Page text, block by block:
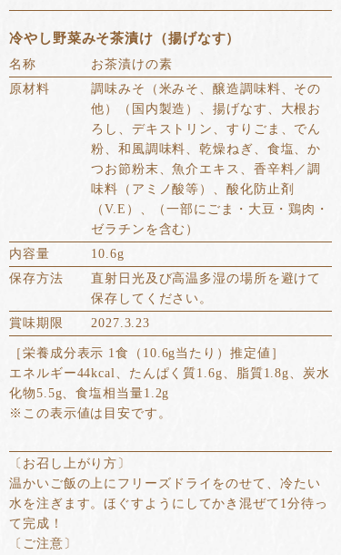
冷やし野菜みそ茶漬け（揚げなす）
名称
お茶漬けの素
原材料
調味みそ（米みそ、醸造調味料、その
他）（国内製造）、揚げなす、大根お
ろし、デキストリン、すりごま、でん
粉、和風調味料、乾燥ねぎ、食塩、か
つお節粉末、魚介エキス、香辛料／調
味料（アミノ酸等）、酸化防止剤
（V.E）、（一部にごま・大豆・鶏肉・
ゼラチンを含む）
内容量
10.6g
保存方法
直射日光及び高温多湿の場所を避けて
保存してください。
賞味期限
2027.3.23
［栄養成分表示 1食（10.6g当たり）推定値］
エネルギー44kcal、たんぱく質1.6g、脂質1.8g、炭水
化物5.5g、食塩相当量1.2g
※この表示値は目安です。
〔お召し上がり方〕
温かいご飯の上にフリーズドライをのせて、冷たい
水を注ぎます。ほぐすようにしてかき混ぜて1分待っ
て完成！
〔ご注意〕